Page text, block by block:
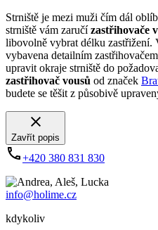
Strniště je mezi muži čím dál
strniště vám zaručízastřihovače
libovolně vybrat délku zastřižení.
vybavena detailním
upravit okraje strniště do
zastřihovač vousů od značek
budete se těšit z působivě
Zavřít popis
+420 380 831 830
info@holime.cz
kdykoliv